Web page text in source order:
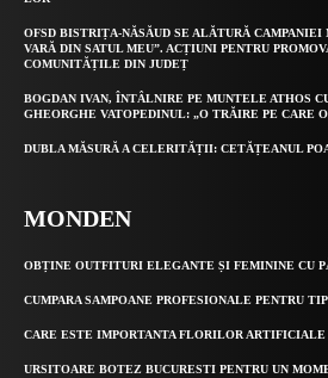
OFSD BISTRIȚA-NĂSĂUD SE ALĂTURĂ
VARĂ DIN SATUL MEU”. ACȚIUNI PENTRU
COMUNITĂȚILE DIN JUDEȚ
BOGDAN IVAN, ÎNTÂLNIRE PE MUNTELE ATHOS
GHEORGHE VATOPEDINUL: „O TRĂIRE PE CARE
DUBLA MĂSURĂ A CELERITĂȚII: CETĂȚEANUL
MONDEN
OBȚINE OUTFITURI ELEGANTE ȘI FEMININE CU
CUMPARA SAMPOANE PROFESIONALE PENTRU
CARE ESTE IMPORTANTA FLORILOR ARTIFICIALE
URSITOARE BOTEZ BUCURESTI PENTRU UN